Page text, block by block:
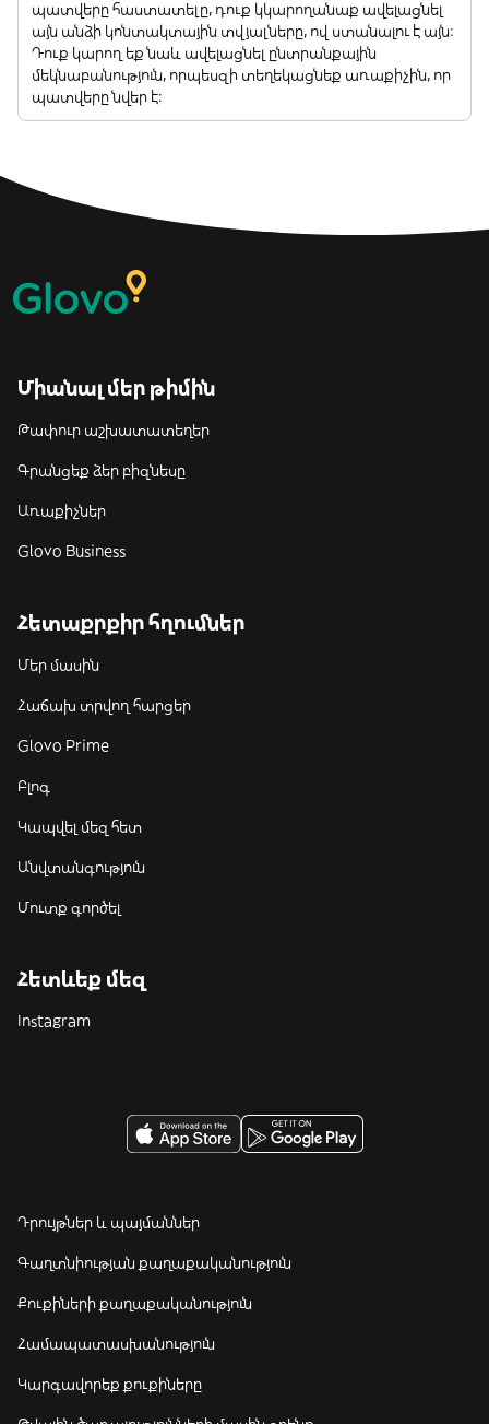
պատվերը հաստատելը, դուք կկարողանաք ավելացնել
այն անձի կոնտակտային տվյալները, ով ստանալու է այն:
Դուք կարող եք նաև ավելացնել ընտրանքային
մեկնաբանություն, որպեսզի տեղեկացնեք առաքիչին, որ
պատվերը նվեր է:
Միանալ մեր թիմին
Թափուր աշխատատեղեր
Գրանցեք ձեր բիզնեսը
Առաքիչներ
Glovo Business
Հետաքրքիր հղումներ
Մեր մասին
Հաճախ տրվող հարցեր
Glovo Prime
Բլոգ
Կապվել մեզ հետ
Անվտանգություն
Մուտք գործել
Հետևեք մեզ
Instagram
Դրույթներ և պայմաններ
Գաղտնիության քաղաքականություն
Քուքիների քաղաքականություն
Համապատասխանություն
Կարգավորեք քուքիները